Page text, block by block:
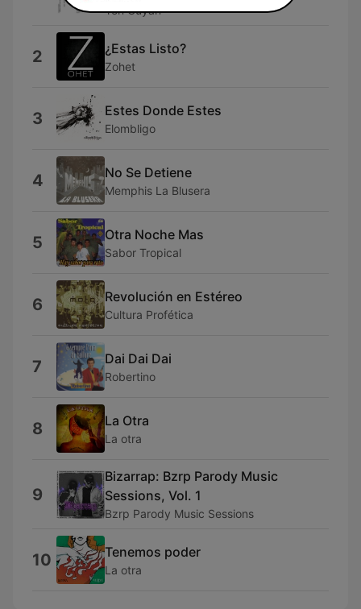
Yon Cuyan
2 ¿Estas Listo?
Zohet
3 Estes Donde Estes
Elombligo
4 No Se Detiene
Memphis La Blusera
5 Otra Noche Mas
Sabor Tropical
6 Revolución en Estéreo
Cultura Profética
7 Dai Dai Dai
Robertino
8 La Otra
La otra
9
Bizarrap: Bzrp Parody Music
Sessions, Vol. 1
Bzrp Parody Music Sessions
10 Tenemos poder
La otra